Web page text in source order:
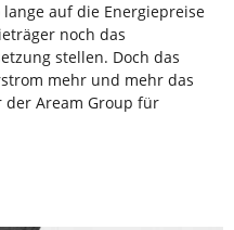
auf die Energiepreise
noch das
stellen. Doch das
mehr und mehr das
der Aream Group für